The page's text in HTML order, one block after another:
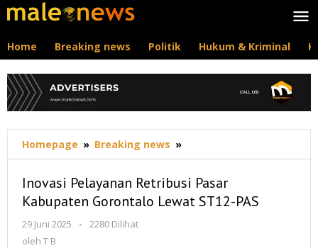
Lewati
ke
Home Breaking news Politik Hukum & Kriminal
Homepage » Breaking news »
Pelayanan
Pasar
Kabupaten
Inovasi Pelayanan Retribusi Pasar
Kabupaten Gorontalo Lewat ST12-PAS
29 Juni 2025
oleh
-
2280 Dilihat
oleh T B